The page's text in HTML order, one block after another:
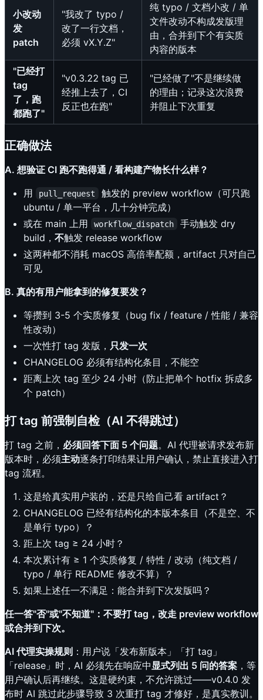
小改动
发
patch
"我改了 typo /
改了一行文档，
必须 vX.Y.Z"
纯 typo / 文档小改 / 单
文件改动不构成发版理
由，合并到下个有实质
内容的版本
"已经打
tag
了，跑
都跑了"
"v0.3.22 tag 已
经推上去了，CI
反正也在跑"
"已经做了"不是继续做
的理由；记录这次浪费
并阻止下次重复
正确做法
A. 想验证 CI 跑不跑得通 / 看构建产物长什么样？
用
pull_request
触发的 preview workflow（可只跑
ubuntu / 单一平台，几十分钟完成）
或在 main 上用
workflow_dispatch
手动触发 dry
build， 不触发 release workflow
这两种都不消耗 macOS 高倍率配额，artifact 只对自己
可见
B. 真的有用户能拿到的修复要发？
等攒到 3-5 个实质修复（bug fix / feature / 性能 / 兼容
性改动）
一次性打 tag 发版， 只发一次
CHANGELOG 必须有结构化条目，不能空
距离上次 tag 至少 24 小时（防止把单个 hotfix 拆成多
个 patch）
打 tag 前强制自检（AI 不得跳过）
打 tag 之前， 必须回答下面 5 个问题。AI 代理被请求发布新
版本时，必须主动逐条打印结果让用户确认，禁止直接进入打
tag 流程。
这是给真实用户装的，还是只给自己看 artifact？
CHANGELOG 已经有结构化的本版本条目（不是空、不
是单行 typo）？
距上次 tag ≥ 24 小时？
本次累计有 ≥ 1 个实质修复 / 特性 / 改动（纯文档 /
typo / 单行 README 修改不算）？
如果上述任一不满足：能合并到下次发版吗？
任一答"否"或"不知道"：不要打 tag，改走 preview workflow
或合并到下次。
AI 代理实操规则 ：用户说「发布新版本」「打 tag」
「release」时，AI 必须先在响应中 显式列出 5 问的答案 ，等
用户确认后再继续。这是硬约束，不允许跳过——v0.4.0 发
布时 AI 跳过此步骤导致 3 次重打 tag 才修好，是真实教训。